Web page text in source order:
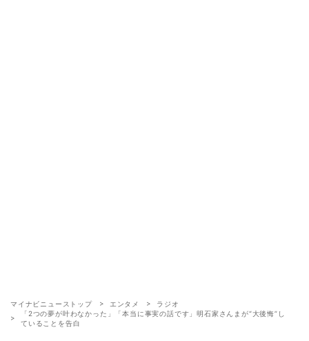
マイナビニューストップ エンタメ
ラジオ
「2つの夢が叶わなかった」「本当に事実の話です」明石家さんまが“大後悔”し
ていることを告白